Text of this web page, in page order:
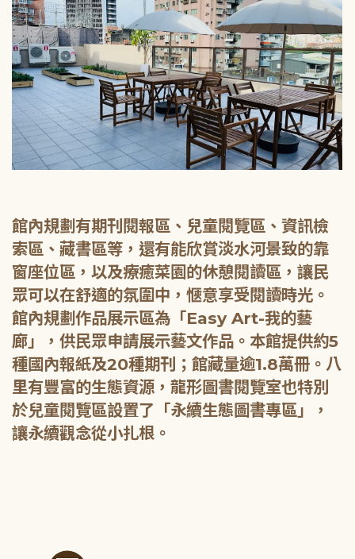
館內規劃有期刊閱報區、兒童閱覽區、資訊檢
索區、藏書區等，還有能欣賞淡水河景致的靠
窗座位區，以及療癒菜園的休憩閱讀區，讓民
眾可以在舒適的氛圍中，愜意享受閱讀時光。
館內規劃作品展示區為「Easy Art-我的藝
廊」，供民眾申請展示藝文作品。本館提供約5
種國內報紙及20種期刊；館藏量逾1.8萬冊。八
里有豐富的生態資源，龍形圖書閱覽室也特別
於兒童閱覽區設置了「永續生態圖書專區」，